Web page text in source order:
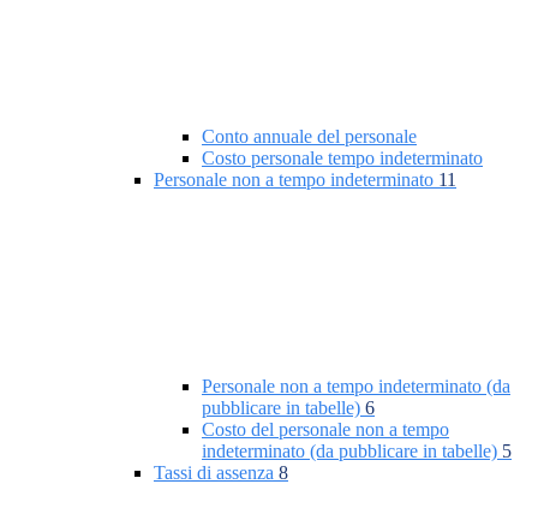
Conto annuale del personale
Costo personale tempo indeterminato
Personale non a tempo indeterminato 11
Personale non a tempo indeterminato (da
pubblicare in tabelle) 6
Costo del personale non a tempo
indeterminato (da pubblicare in tabelle) 5
Tassi di assenza 8